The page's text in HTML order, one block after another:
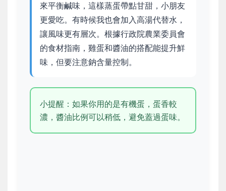
來平衡鹹味，這樣蒸蛋帶點甘甜，小朋友
更愛吃。有時候我也會加入高湯代替水，
讓風味更有層次。根據行政院農業委員會
的食材指南，雞蛋和醬油的搭配能提升鮮
味，但要注意鈉含量控制。
小提醒：如果你用的是有機蛋，蛋香較
濃，醬油比例可以稍低，避免蓋過蛋味。